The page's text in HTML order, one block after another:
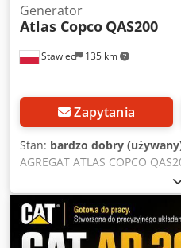
Stawiec 135 km
Generator
Atlas Copco QAS200
Zapytania
Stan: bardzo dobry
AGREGAT ATLAS COPCO
Dane techniczne: Moc 200
silnik;VOLVO PENTA
sprawny cena netto: 105000
cena brutto: 129150 zł Link